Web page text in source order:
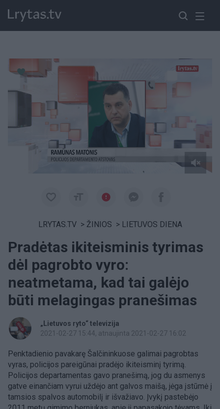
Paremkite Ukrainą
LRYTAS.TV > ŽINIOS > LIETUVOS DIENA
Pradėtas ikiteisminis tyrimas
dėl pagrobto vyro:
neatmetama, kad tai galėjo
būti melagingas pranešimas
„Lietuvos ryto“ televizija
2021-02-27 15:44, atnaujinta 2021-02-27 16:02
Penktadienio pavakarę Šalčininkuose galimai pagrobtas
vyras, policijos pareigūnai pradėjo ikiteisminį tyrimą.
Policijos departamentas gavo pranešimą, jog du asmenys
gatve einančiam vyrui uždėjo ant galvos maišą, jėga įstūmė į
tamsios spalvos automobilį ir išvažiavo. Įvykį pastebėjo